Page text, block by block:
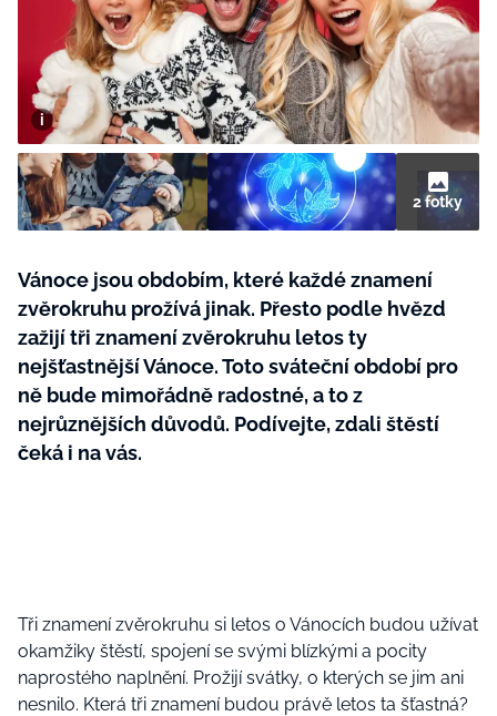
Testy a kvízy
Všechny kategorie
Tvoření
Rady a tipy
BurdaMedia
Extra
SVĚT ŽENY - 599 KČ
ROČNÍ PŘEDPLATNÉ SVĚT ŽENY +
SADA PRODUKTŮ MANA (10 ks)
2 fotky
Vánoce jsou obdobím, které každé znamení
zvěrokruhu prožívá jinak. Přesto podle hvězd
zažijí tři znamení zvěrokruhu letos ty
nejšťastnější Vánoce. Toto sváteční období pro
ně bude mimořádně radostné, a to z
nejrůznějších důvodů. Podívejte, zdali štěstí
čeká i na vás.
Tři znamení zvěrokruhu si letos o Vánocích budou užívat
okamžiky štěstí, spojení se svými blízkými a pocity
naprostého naplnění. Prožijí svátky, o kterých se jim ani
nesnilo. Která tři znamení budou právě letos ta šťastná?